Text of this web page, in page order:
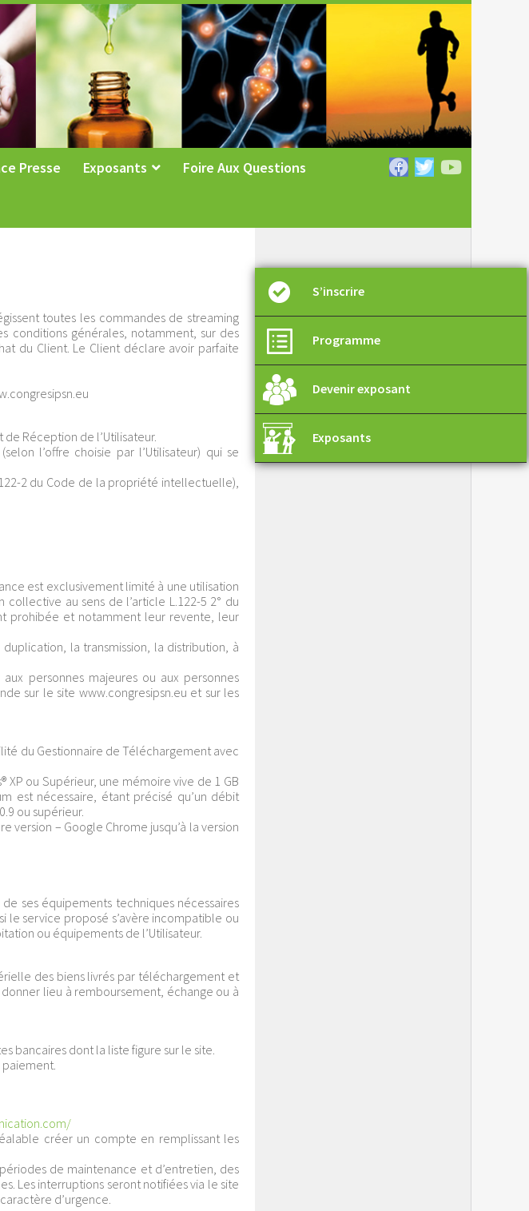
Presse Exposants Foire Aux Questions
toutes les commandes de streaming
conditions générales, notamment, sur des
du Client. Le Client déclare avoir parfaite
Réception de l’Utilisateur.
l’offre choisie par l’Utilisateur) qui se
2 du Code de la propriété intellectuelle),
est exclusivement limité à une utilisation
au sens de l’article L.122-5 2° du
prohibée et notamment leur revente, leur
la transmission, la distribution, à
personnes majeures ou aux personnes
sur le site www.congresipsn.eu et sur les
du Gestionnaire de Téléchargement avec
XP ou Supérieur, une mémoire vive de 1 GB
est nécessaire, étant précisé qu’un débit
ou supérieur.
version – Google Chrome jusqu’à la version
ses équipements techniques nécessaires
le service proposé s’avère incompatible ou
ou équipements de l’Utilisateur.
des biens livrés par téléchargement et
lieu à remboursement, échange ou à
bancaires dont la liste figure sur le site.
créer un compte en remplissant les
de maintenance et d’entretien, des
Les interruptions seront notifiées via le site
d’urgence.
S’inscrire
Programme
Devenir exposant
Exposants